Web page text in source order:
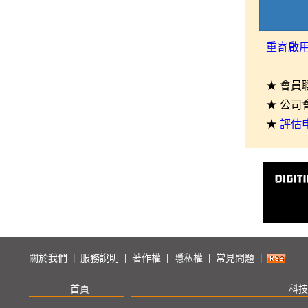
重寄啟
★ 會員
★ 公司
★ 評估
關於我們 服務說明 著作權 隱私權 常見問題
首頁 科